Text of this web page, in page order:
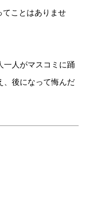
てことはありませ
一人がマスコミに踊
、後になって悔んだ